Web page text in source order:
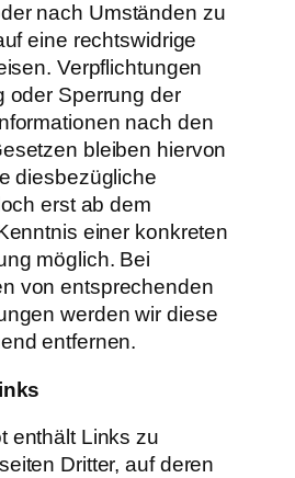
nach Umständen zu
eine rechtswidrige
Verpflichtungen
oder Sperrung der
nach den
bleiben hiervon
diesbezügliche
erst ab dem
einer konkreten
möglich. Bei
von entsprechenden
werden wir diese
entfernen.
enthält Links zu
Dritter, auf deren